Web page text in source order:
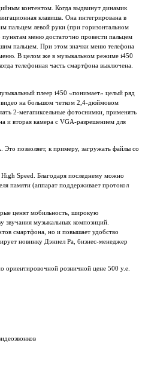
контентом. Когда выдвинут динамик
клавиша. Она интегрирована в
пальцем левой руки (при горизонтальном
меню достаточно провести пальцем
пальцем. При этом значки меню телефона
В целом же в музыкальном режиме i450
телефонная часть смартфона выключена.
плеер i450 «понимает» целый ряд
на большом четком 2,4-дюймовом
2-мегапиксельные фотоснимки, применять
и вторая камера с VGA-разрешением для
Это позволяет, к примеру, загружать файлы со
Speed. Благодаря последнему можно
памяти (аппарат поддерживает протокол
ценят мобильность, широкую
звучания музыкальных композиций.
смартфона, но и повышает удобство
новинку Дэниел Ра, бизнес-менеджер
ориентировочной розничной цене 500 у.е.